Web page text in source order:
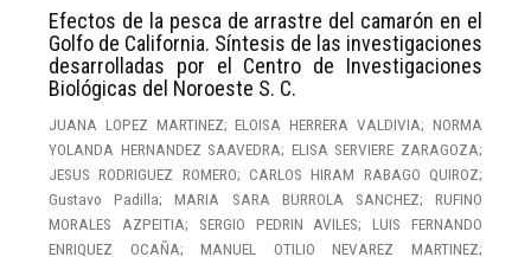
Efectos de la pesca de arrastre del camarón en el
Golfo de California. Síntesis de las investigaciones
desarrolladas por el Centro de Investigaciones
Biológicas del Noroeste S. C.
JUANA LOPEZ MARTINEZ; ELOISA HERRERA VALDIVIA; NORMA
YOLANDA HERNANDEZ SAAVEDRA; ELISA SERVIERE ZARAGOZA;
JESUS RODRIGUEZ ROMERO; CARLOS HIRAM RABAGO QUIROZ;
Gustavo Padilla; MARIA SARA BURROLA SANCHEZ; RUFINO
MORALES AZPEITIA; SERGIO PEDRIN AVILES; LUIS FERNANDO
ENRIQUEZ OCAÑA; MANUEL OTILIO NEVAREZ MARTINEZ;